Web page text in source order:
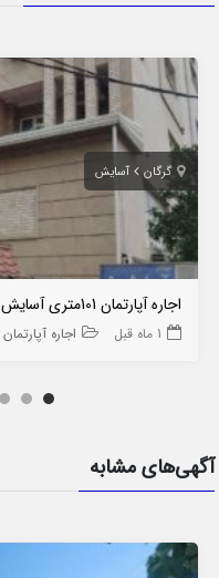
گرگان آسایش
اجاره آپارتمان 101متری آسایش
1 ماه قبل اجاره آپارتمان
آگهی‌های مشابه